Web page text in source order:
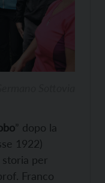
” dopo la
1922)
storia per
Franco